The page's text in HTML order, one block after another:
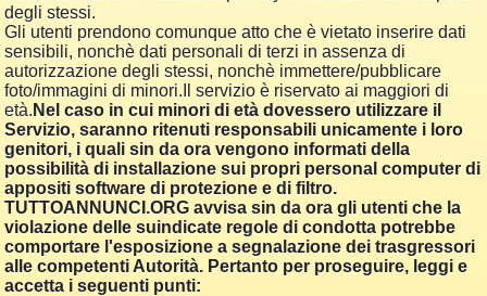
degli stessi.
Gli utenti prendono comunque atto che è vietato inserire dati
sensibili, nonchè dati personali di terzi in assenza di
autorizzazione degli stessi, nonchè immettere/pubblicare
foto/immagini di minori.Il servizio è riservato ai maggiori di
età. Nel caso in cui minori di età dovessero utilizzare il
Servizio, saranno ritenuti responsabili unicamente i loro
genitori, i quali sin da ora vengono informati della
possibilità di installazione sui propri personal computer di
appositi software di protezione e di filtro.
TUTTOANNUNCI.ORG avvisa sin da ora gli utenti che la
violazione delle suindicate regole di condotta potrebbe
comportare l'esposizione a segnalazione dei trasgressori
alle competenti Autorità. Pertanto per proseguire, leggi e
accetta i seguenti punti: